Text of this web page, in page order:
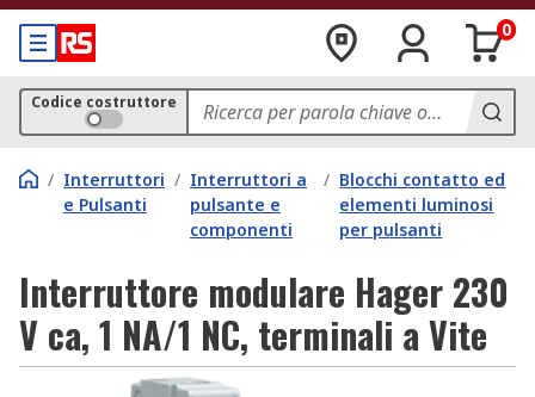
0
Codice costruttore
/ Interruttori
e Pulsanti
/ Interruttori a
pulsante e
componenti
/ Blocchi contatto ed
elementi luminosi
per pulsanti
Interruttore modulare Hager 230
V ca, 1 NA/1 NC, terminali a Vite